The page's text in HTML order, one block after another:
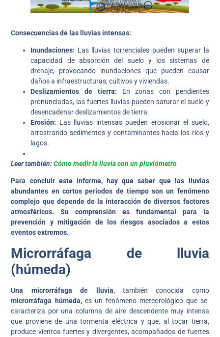
Consecuencias de las lluvias intensas:
Inundaciones: Las lluvias torrenciales pueden superar la
capacidad de absorción del suelo y los sistemas de
drenaje, provocando inundaciones que pueden causar
daños a infraestructuras, cultivos y viviendas.
Deslizamientos de tierra: En zonas con pendientes
pronunciadas, las fuertes lluvias pueden saturar el suelo y
desencadenar deslizamientos de tierra.
Erosión: Las lluvias intensas pueden erosionar el suelo,
arrastrando sedimentos y contaminantes hacia los ríos y
lagos.
Leer también:Cómo medir la lluvia con un pluviómetro
Para concluir este informe, hay que saber que las lluvias
abundantes en cortos periodos de tiempo son un fenómeno
complejo que depende de la interacción de diversos factores
atmosféricos. Su comprensión es fundamental para la
prevención y mitigación de los riesgos asociados a estos
eventos extremos.
Microrráfaga de lluvia
(húmeda)
Una microrráfaga de lluvia,también conocida como
microrráfaga húmeda,es un fenómeno meteorológico que se
caracteriza por una columna de aire descendente muy intensa
que proviene de una tormenta eléctrica y que, al tocar tierra,
produce vientos fuertes y divergentes, acompañados de fuertes